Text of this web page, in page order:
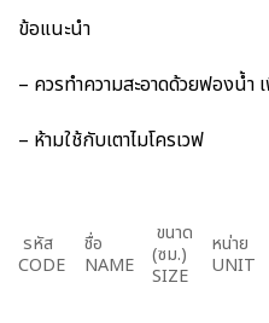
ข้อแนะนำ
– ควรทำความสะอาดด้วยฟองน้ำ
– ห้ามใช้กับเตาไมโครเวฟ
รหัส
CODE
ชื่อ
NAME
ขนาด
(ซม.)
SIZE
หน่าย
UNIT